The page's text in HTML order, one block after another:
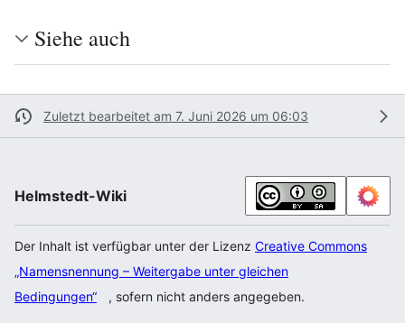
Siehe auch
Zuletzt bearbeitet am 7. Juni 2026 um 06:03
Helmstedt-Wiki
Der Inhalt ist verfügbar unter der Lizenz Creative Commons
„Namensnennung – Weitergabe unter gleichen
Bedingungen“
, sofern nicht anders angegeben.